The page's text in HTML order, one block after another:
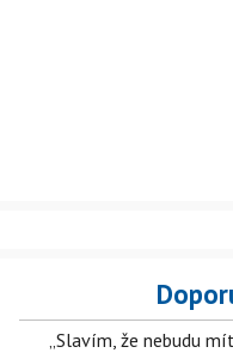
„Slavím, že nebudu